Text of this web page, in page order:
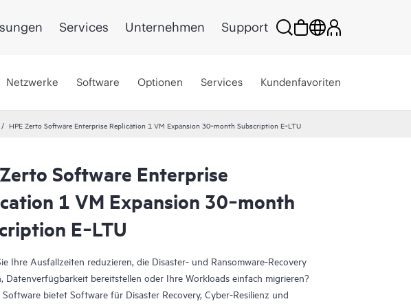
Services Unternehmen Support
Netzwerke Software Optionen Services Kundenfavoriten
HPE Zerto Software Enterprise Replication 1 VM Expansion 30‑month Subscription E‑LTU
Software Enterprise
1 VM Expansion 30‑month
E‑LTU
Ihre Ausfallzeiten reduzieren, die Disaster- und Ransomware-Recovery
Datenverfügbarkeit bereitstellen oder Ihre Workloads einfach migrieren?
Software bietet Software für Disaster Recovery, Cyber-Resilienz und